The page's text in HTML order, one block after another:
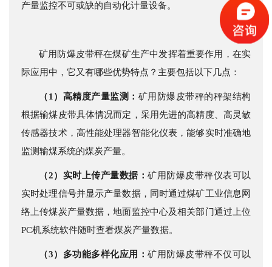
产量监控不可或缺的自动化计量设备。
矿用防爆皮带秤在煤矿生产中发挥着重要作用，在实
际应用中，它又有哪些优势特点？主要包括以下几点：
（1） 高精度产量监测： 矿用防爆皮带秤的秤架结构
根据输煤皮带具体情况而定，采用先进的高精度、高灵敏
传感器技术，高性能处理器智能化仪表，能够实时准确地
监测输煤系统的煤炭产量。
（2） 实时上传产量数据： 矿用防爆皮带秤仪表可以
实时处理信号并显示产量数据，同时通过煤矿工业信息网
络上传煤炭产量数据，地面监控中心及相关部门通过上位
PC机系统软件随时查看煤炭产量数据。
（3） 多功能多样化应用： 矿用防爆皮带秤不仅可以